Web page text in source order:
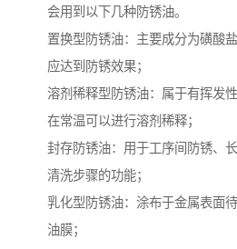
会用到以下几种防锈油。
置换型防锈油：主要成分为磺酸
应达到防锈效果；
溶剂稀释型防锈油：属于有挥发
在常温可以进行溶剂稀释；
封存防锈油：用于工序间防锈、
清洗步骤的功能；
乳化型防锈油：涂布于金属表面
油膜；